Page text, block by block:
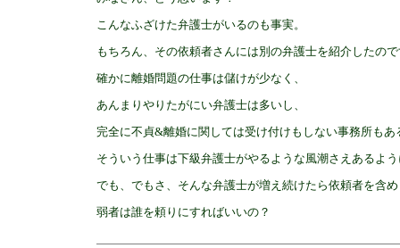
こんなふざけた弁護士がいるのも事実。
もちろん、その依頼者さんには別の弁護士を紹介したの
確かに離婚問題の仕事は儲けが少なく、
あんまりやりたがにい弁護士は多いし、
完全に不貞&離婚に関しては受け付けもしない事務所もあ
そういう仕事は下級弁護士がやるような風潮さえあるよ
でも、でもさ、そんな弁護士が増え続けたら依頼者を含め
弱者は誰を頼りにすればいいの？